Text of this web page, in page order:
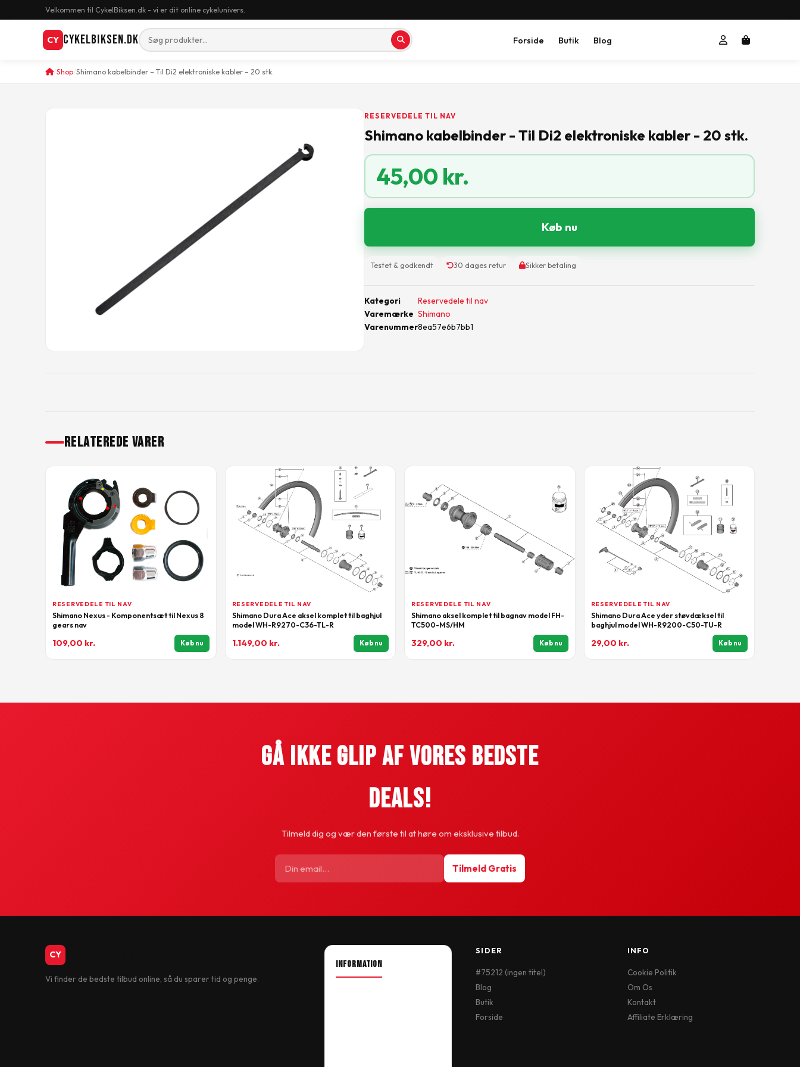
Velkommen til CykelBiksen.dk - vi er dit online cykelunivers.
CY CykelBiksen.dk Forside Butik Blog
Shop Shimano kabelbinder – Til Di2 elektroniske kabler – 20 stk.
RESERVEDELE TIL NAV
Shimano kabelbinder - Til Di2 elektroniske kabler - 20 stk.
45,00 kr.
Køb nu
Testet & godkendt 30 dages retur Sikker betaling
Kategori
Reservedele til nav
Varemærke Shimano
Varenummer8ea57e6b7bb1
RELATEREDE VARER
RESERVEDELE TIL NAV
Shimano Nexus - Komponentsæt til Nexus 8
gears nav
109,00 kr. Køb nu
RESERVEDELE TIL NAV
Shimano Dura Ace aksel komplet til baghjul
model WH-R9270-C36-TL-R
1.149,00 kr. Køb nu
RESERVEDELE TIL NAV
Shimano aksel komplet til bagnav model FH-
TC500-MS/HM
329,00 kr. Køb nu
RESERVEDELE TIL NAV
Shimano Dura Ace yder støvdæksel til
baghjul model WH-R9200-C50-TU-R
29,00 kr. Køb nu
Gå Ikke Glip Af Vores Bedste
Deals!
Tilmeld dig og vær den første til at høre om eksklusive tilbud.
Tilmeld Gratis
CY
Vi finder de bedste tilbud online, så du sparer tid og penge.
INFORMATION
SIDER
#75212 (ingen titel)
Blog
Butik
Forside
INFO
Cookie Politik
Om Os
Kontakt
Affiliate Erklæring